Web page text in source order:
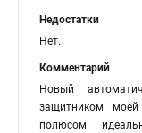
Недостатки
Нет.
Комментарий
Новый
защитником
полюсом